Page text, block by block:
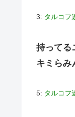
3: タルコフ
持ってる
キミらみ
5: タルコフ